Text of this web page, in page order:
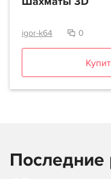
igor-k64 0
Последние